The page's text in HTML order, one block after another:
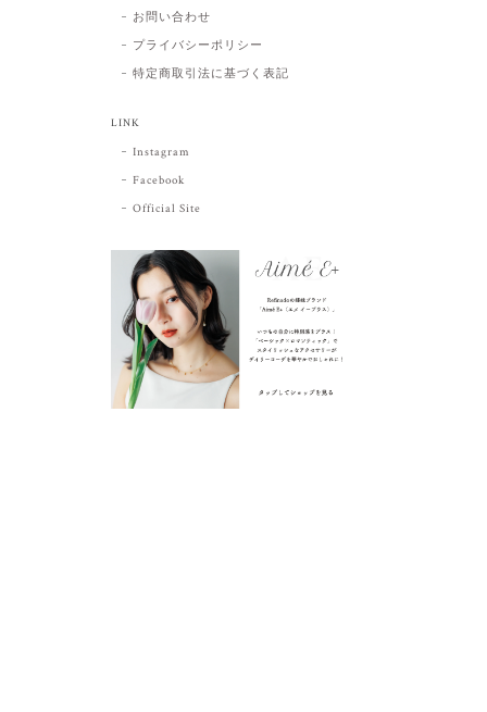
お問い合わせ
プライバシーポリシー
特定商取引法に基づく表記
LINK
Instagram
Facebook
Official Site